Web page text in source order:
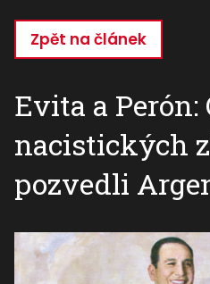
hlavnímu
Zpět na článek
Evita a Perón:
nacistických
pozvedli